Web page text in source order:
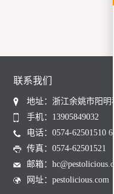
联系我们
地址：浙江余姚市阳明
手机：13905849032
电话：0574-62501510
传真：0574-62501521
邮箱：
网址：pestolicious.com